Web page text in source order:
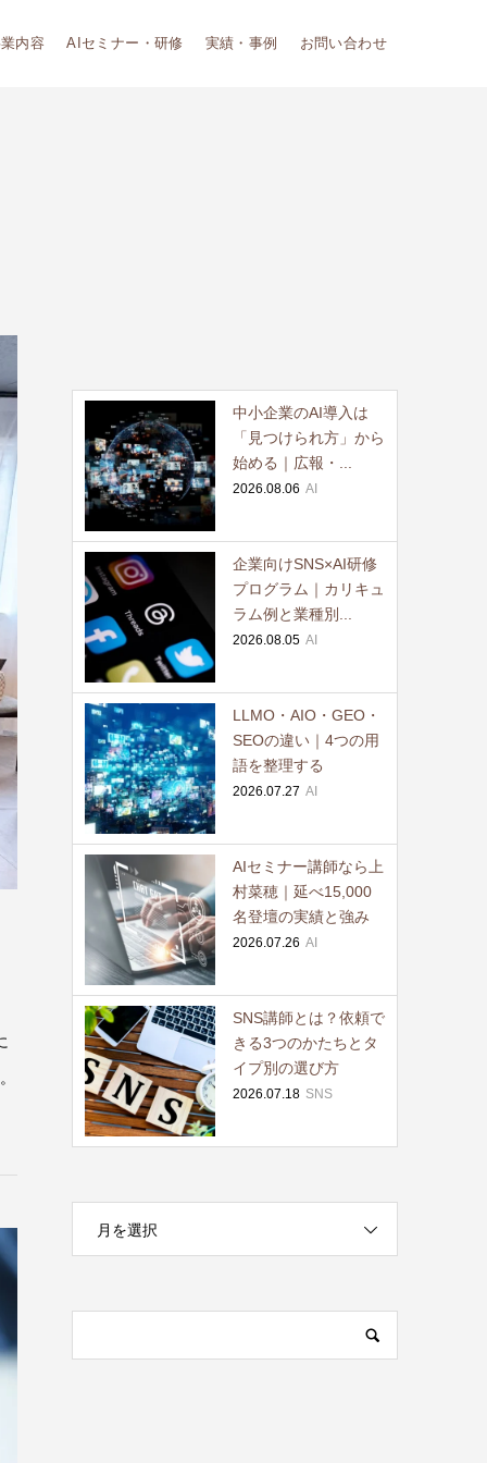
内容 AIセミナー・研修 実績・事例 お問い合わせ
中小企業のAI導入は
「見つけられ方」から
始める｜広報・...
2026.08.06 AI
企業向けSNS×AI研修
プログラム｜カリキュ
ラム例と業種別...
2026.08.05 AI
LLMO・AIO・GEO・
SEOの違い｜4つの用
語を整理する
2026.07.27 AI
AIセミナー講師なら上
村菜穂｜延べ15,000
名登壇の実績と強み
2026.07.26 AI
SNS講師とは？依頼で
きる3つのかたちとタ
イプ別の選び方
2026.07.18 SNS
月を選択